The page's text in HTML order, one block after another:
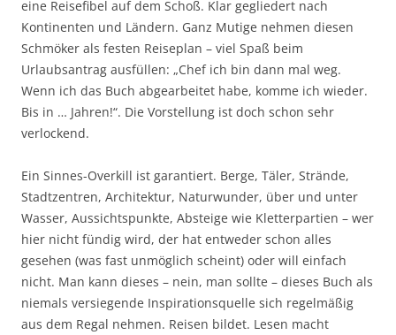
eine Reisefibel auf dem Schoß. Klar gegliedert nach
Kontinenten und Ländern. Ganz Mutige nehmen diesen
Schmöker als festen Reiseplan – viel Spaß beim
Urlaubsantrag ausfüllen: „Chef ich bin dann mal weg.
Wenn ich das Buch abgearbeitet habe, komme ich wieder.
Bis in … Jahren!“. Die Vorstellung ist doch schon sehr
verlockend.
Ein Sinnes-Overkill ist garantiert. Berge, Täler, Strände,
Stadtzentren, Architektur, Naturwunder, über und unter
Wasser, Aussichtspunkte, Absteige wie Kletterpartien – wer
hier nicht fündig wird, der hat entweder schon alles
gesehen (was fast unmöglich scheint) oder will einfach
nicht. Man kann dieses – nein, man sollte – dieses Buch als
niemals versiegende Inspirationsquelle sich regelmäßig
aus dem Regal nehmen. Reisen bildet. Lesen macht